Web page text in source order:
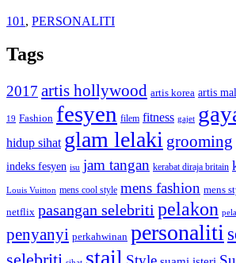
101 , PERSONALITI
Tags
2017 artis hollywood artis korea artis
19 Fashion fesyen filem fitness gajet
hidup sihat glam lelaki grooming
indeks fesyen isu jam tangan kerabat diraja britain
Louis Vuitton mens cool style mens fashion mens
netflix pasangan selebriti pelakon
penyanyi perkahwinan personaliti